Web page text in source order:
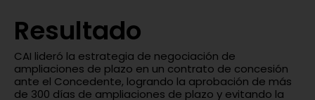
Resultado
CAI lideró la estrategia de negociación de
ampliaciones de plazo en un contrato de concesión
ante el Concedente, logrando la aprobación de más
de 300 días de ampliaciones de plazo y evitando la